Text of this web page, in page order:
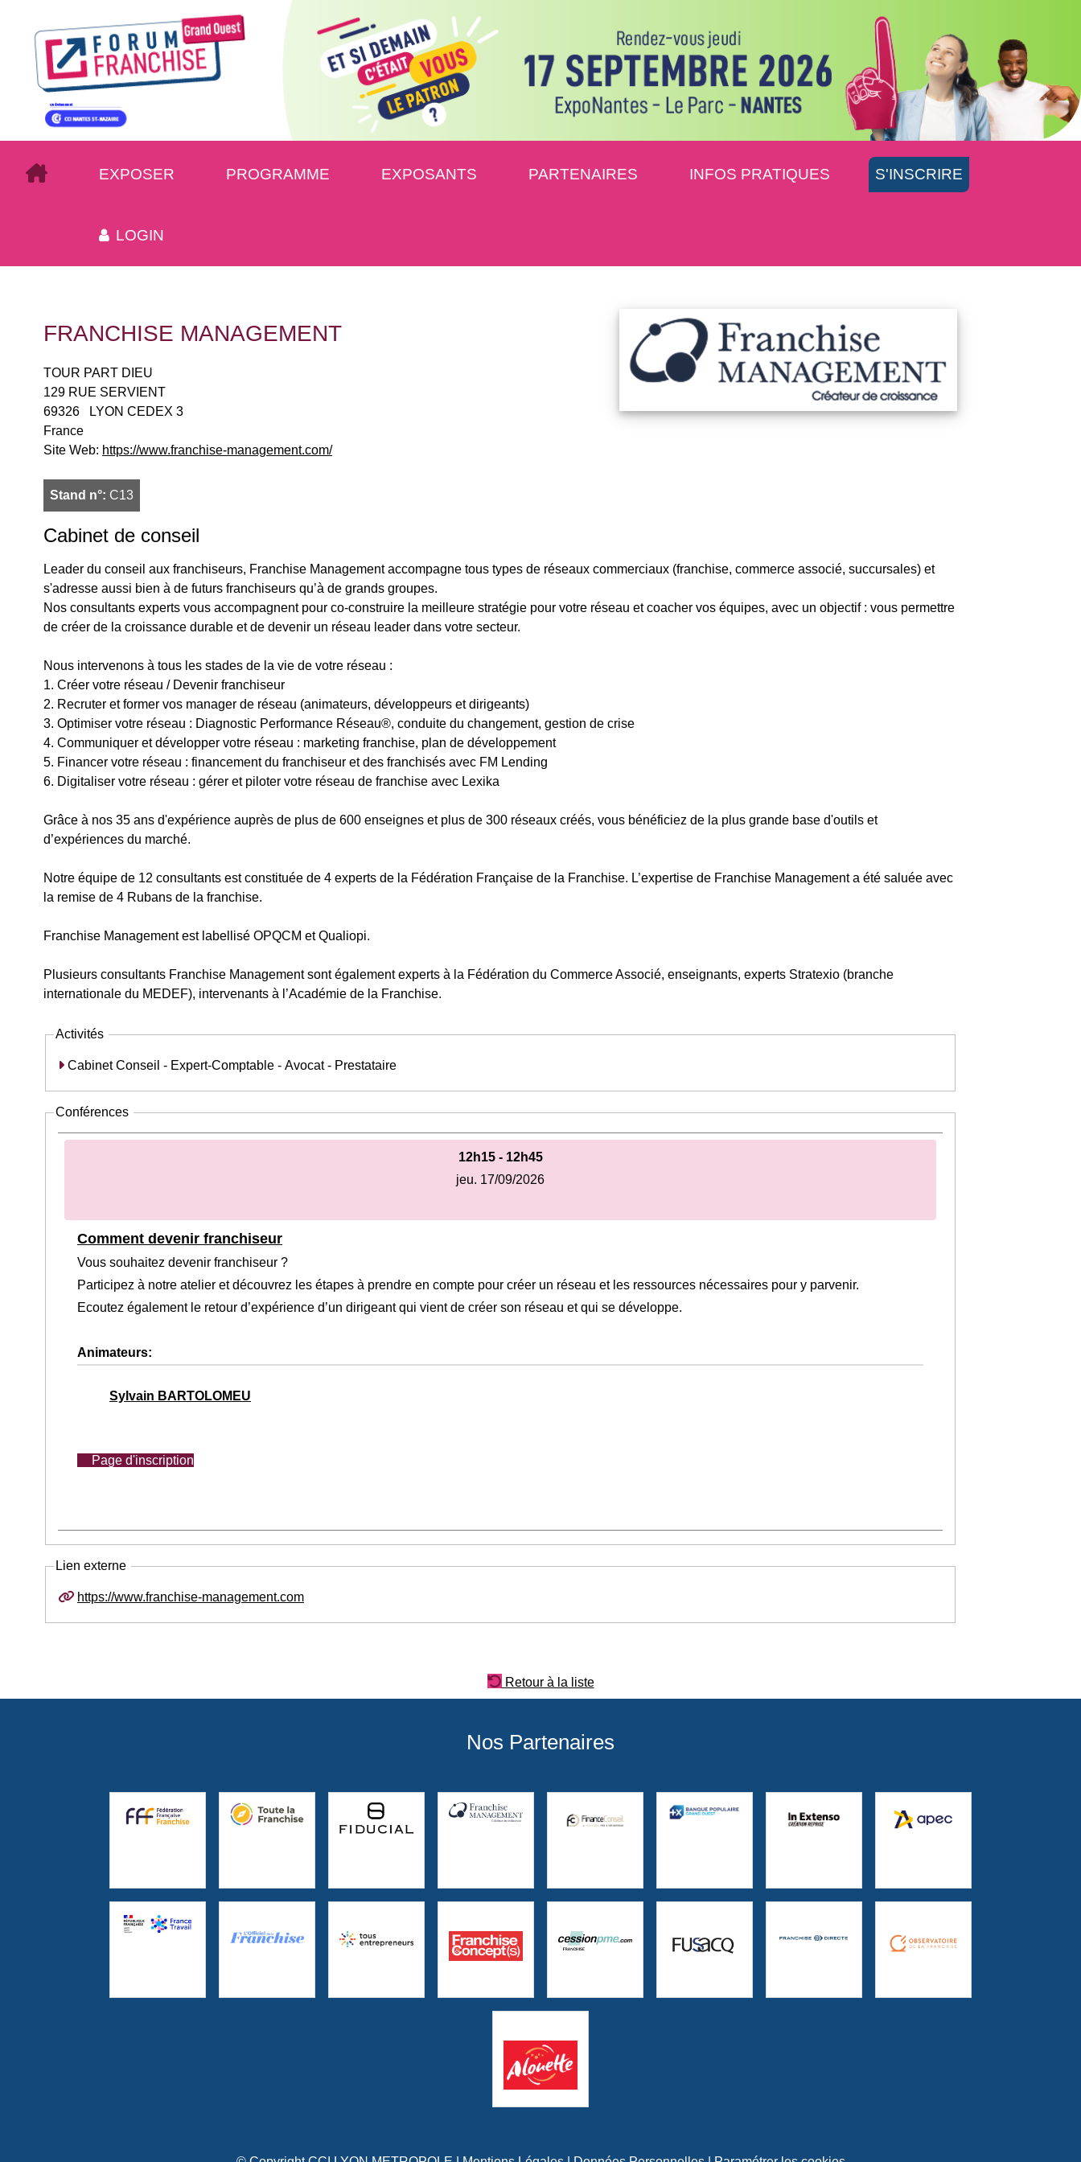
EXPOSER PROGRAMME EXPOSANTS PARTENAIRES INFOS PRATIQUES S'INSCRIRE
LOGIN
FRANCHISE MANAGEMENT
TOUR PART DIEU
129 RUE SERVIENT
69326
LYON CEDEX 3
France
Site Web: https://www.franchise-management.com/
Stand n°: C13
Cabinet de conseil
Leader du conseil aux franchiseurs, Franchise Management accompagne tous types de réseaux commerciaux (franchise, commerce associé, succursales) et
s'adresse aussi bien à de futurs franchiseurs qu’à de grands groupes.
Nos consultants experts vous accompagnent pour co-construire la meilleure stratégie pour votre réseau et coacher vos équipes, avec un objectif : vous permettre
de créer de la croissance durable et de devenir un réseau leader dans votre secteur.
Nous intervenons à tous les stades de la vie de votre réseau :
1. Créer votre réseau / Devenir franchiseur
2. Recruter et former vos manager de réseau (animateurs, développeurs et dirigeants)
3. Optimiser votre réseau : Diagnostic Performance Réseau®, conduite du changement, gestion de crise
4. Communiquer et développer votre réseau : marketing franchise, plan de développement
5. Financer votre réseau : financement du franchiseur et des franchisés avec FM Lending
6. Digitaliser votre réseau : gérer et piloter votre réseau de franchise avec Lexika
Grâce à nos 35 ans d'expérience auprès de plus de 600 enseignes et plus de 300 réseaux créés, vous bénéficiez de la plus grande base d'outils et
d’expériences du marché.
Notre équipe de 12 consultants est constituée de 4 experts de la Fédération Française de la Franchise. L’expertise de Franchise Management a été saluée avec
la remise de 4 Rubans de la franchise.
Franchise Management est labellisé OPQCM et Qualiopi.
Plusieurs consultants Franchise Management sont également experts à la Fédération du Commerce Associé, enseignants, experts Stratexio (branche
internationale du MEDEF), intervenants à l’Académie de la Franchise.
Activités
Cabinet Conseil - Expert-Comptable - Avocat - Prestataire
Conférences
12h15 - 12h45
jeu. 17/09/2026
Comment devenir franchiseur
Vous souhaitez devenir franchiseur ?
Participez à notre atelier et découvrez les étapes à prendre en compte pour créer un réseau et les ressources nécessaires pour y parvenir.
Ecoutez également le retour d’expérience d’un dirigeant qui vient de créer son réseau et qui se développe.
Animateurs:
Sylvain BARTOLOMEU
Page d'inscription
Lien externe
https://www.franchise-management.com
Retour à la liste
Nos Partenaires